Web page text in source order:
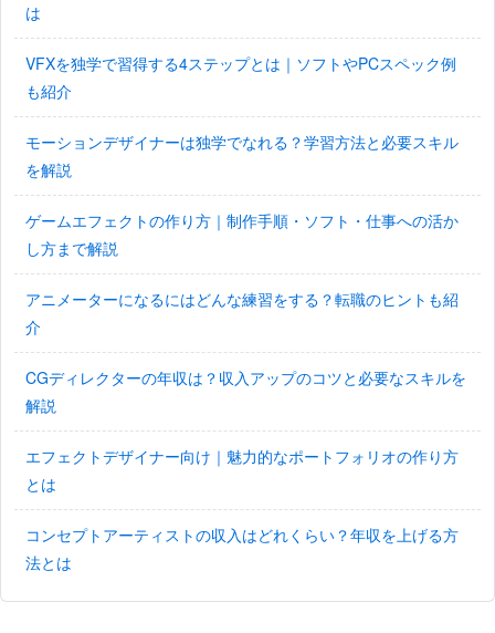
は
VFXを独学で習得する4ステップとは｜ソフトやPCスペック例
も紹介
モーションデザイナーは独学でなれる？学習方法と必要スキル
を解説
ゲームエフェクトの作り方｜制作手順・ソフト・仕事への活か
し方まで解説
アニメーターになるにはどんな練習をする？転職のヒントも紹
介
CGディレクターの年収は？収入アップのコツと必要なスキルを
解説
エフェクトデザイナー向け｜魅力的なポートフォリオの作り方
とは
コンセプトアーティストの収入はどれくらい？年収を上げる方
法とは